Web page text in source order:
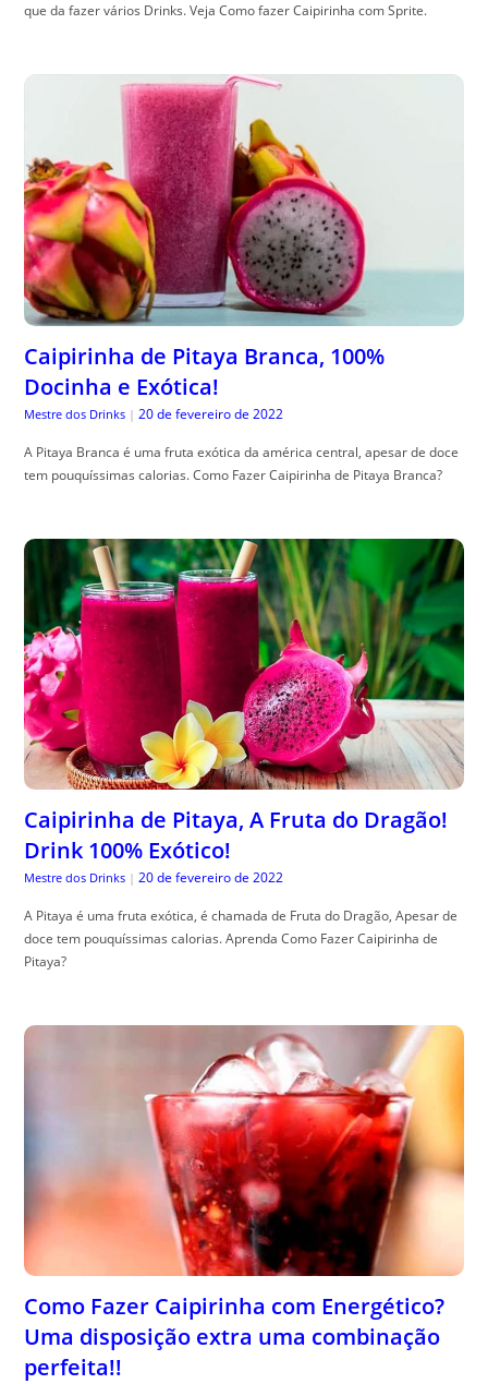
que da fazer vários Drinks. Veja Como fazer Caipirinha com Sprite.
Caipirinha de Pitaya Branca, 100%
Docinha e Exótica!
Mestre dos Drinks | 20 de fevereiro de 2022
A Pitaya Branca é uma fruta exótica da américa central, apesar de doce
tem pouquíssimas calorias. Como Fazer Caipirinha de Pitaya Branca?
Caipirinha de Pitaya, A Fruta do Dragão!
Drink 100% Exótico!
Mestre dos Drinks | 20 de fevereiro de 2022
A Pitaya é uma fruta exótica, é chamada de Fruta do Dragão, Apesar de
doce tem pouquíssimas calorias. Aprenda Como Fazer Caipirinha de
Pitaya?
Como Fazer Caipirinha com Energético?
Uma disposição extra uma combinação
perfeita!!